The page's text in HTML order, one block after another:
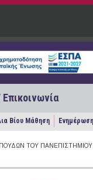
Βίου Μάθηση Ενημέρωση
ΤΟΥ